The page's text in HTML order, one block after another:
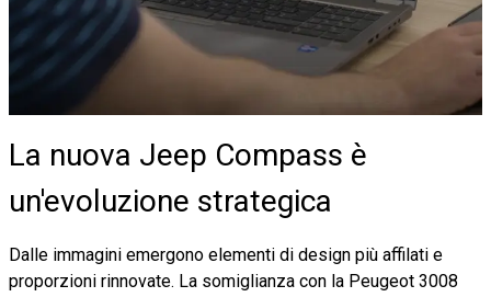
La nuova Jeep Compass è
un'evoluzione strategica
Dalle immagini emergono elementi di design più affilati e
proporzioni rinnovate. La somiglianza con la Peugeot 3008